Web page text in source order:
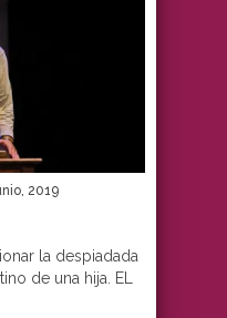
2019
la despiadada
de una hija. EL